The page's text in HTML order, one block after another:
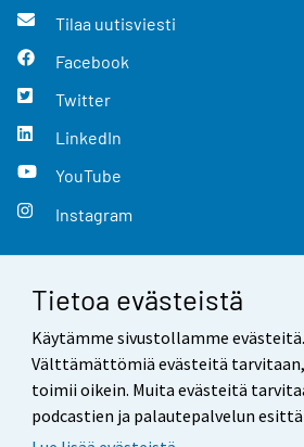
Tietoa evästeistä
Käytämme sivustollamme evästeitä.
Välttämättömiä evästeitä
toimii oikein. Muita evästeitä
podcastien ja palautepalvelun
Tilaa uutisviesti
Facebook
Twitter
LinkedIn
YouTube
Instagram
Yhteystiedot
Palaute
Käyttöehdot